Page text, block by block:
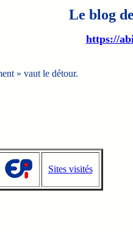
Le blog
https://
» vaut le détour.
Sites visités